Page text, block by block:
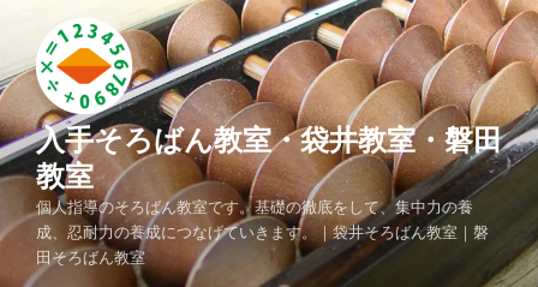
テ
ン
ツ
へ
ス
ッ
入手そろばん教室・袋井教室・磐田
教室
個人指導のそろばん教室です。基礎の徹底をして、集中力の養
成、忍耐力の養成につなげていきます。｜袋井そろばん教室｜磐
田そろばん教室